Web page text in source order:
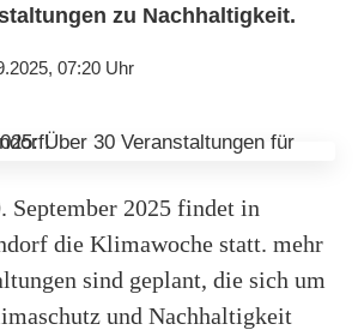
zu Nachhaltigkeit.
07:20 Uhr
September 2025 findet in
die Klimawoche statt. mehr
sind geplant, die sich um
und Nachhaltigkeit